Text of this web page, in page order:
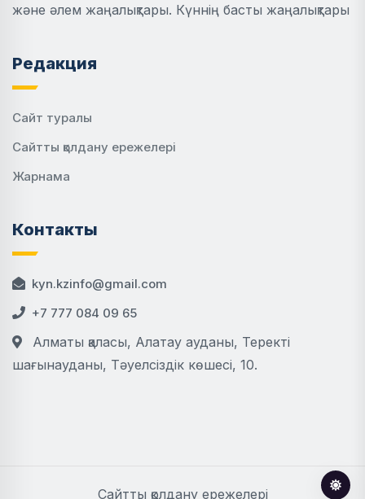
және әлем жаңалықтары. Күннің басты жаңалықтары
Редакция
Сайт туралы
Сайтты қолдану ережелері
Жарнама
Контакты
kyn.kzinfo@gmail.com
+7 777 084 09 65
Алматы қаласы, Алатау ауданы, Теректі
шағынауданы, Тәуелсіздік көшесі, 10.
Сайтты қолдану ережелері